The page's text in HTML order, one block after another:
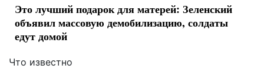
Это лучший подарок для матерей: Зеленский
объявил массовую демобилизацию, солдаты
едут домой
Что известно